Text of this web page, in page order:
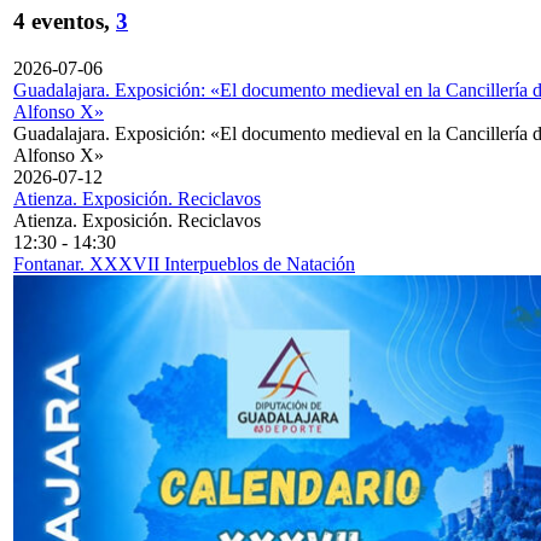
4 eventos, 3
2026-07-06
Guadalajara. Exposición: «El documento medieval en la Cancillería
Alfonso X»
Guadalajara. Exposición: «El documento medieval en la Cancillería
Alfonso X»
2026-07-12
Atienza. Exposición. Reciclavos
Atienza. Exposición. Reciclavos
12:30 - 14:30
Fontanar. XXXVII Interpueblos de Natación